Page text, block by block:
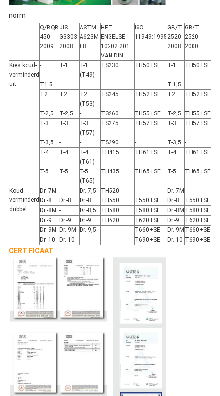
norm
Q/BQB
450-
2009
JIS
G3303:
2008
ASTM
A623M-
08
HET
ENGELSE
10202:201
VAN DIN
ISO-
11949:1995
GB/T
2520-
2008
GB/T
2520-
2000
Kies koud-
verminderd
uit
- T-1
T-1
(T49)
TS230 TH50+SE T-1 TH50+SE
T1.5 - - - - T-1,5 -
T2
T2
T2
(T53)
TS245 TH52+SE T2 TH52+SE
T-2,5 T-2,5 - TS260 TH55+SE T-2,5
TH55+SE
T-3
T-3
T-3
(T57)
TS275 TH57+SE T-3 TH57+SE
T-3,5 - - TS290 - T-3,5 -
T-4
T-4
T-4
(T61)
TH415 TH61+SE T-4 TH61+SE
T-5 T-5
T-5
(T65)
TH435 TH65+SE T-5 TH65+SE
Koud-
verminderd
dubbel
Dr.-7M - Dr.-7,5 TH520 - Dr.-7M -
Dr.-8
Dr.-8 Dr.-8 TH550 T550+SE Dr.-8
T550+SE
Dr.-8M - Dr.-8,5 TH580 T580+SE Dr.-8M T580+SE
Dr.-9
Dr.-9 Dr.-9 TH620 T620+SE Dr.-9
T620+SE
Dr.-9M
Dr.-9M Dr.-9,5 - T660+SE Dr.-9M T660+SE
Dr.-10
Dr.-10 - - T690+SE Dr.-10 T690+SE
CERTIFICAAT